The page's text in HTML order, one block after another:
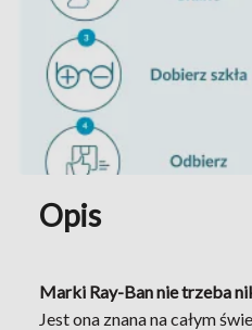
Opis
Marki Ray-Ban nie trzeba
Jest ona znana na całym